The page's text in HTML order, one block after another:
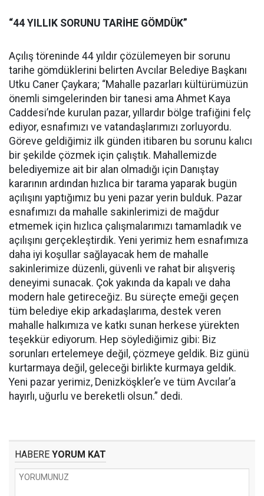
“44 YILLIK SORUNU TARİHE GÖMDÜK”
Açılış töreninde 44 yıldır çözülemeyen bir sorunu
tarihe gömdüklerini belirten Avcılar Belediye Başkanı
Utku Caner Çaykara; “Mahalle pazarları kültürümüzün
önemli simgelerinden bir tanesi ama Ahmet Kaya
Caddesi’nde kurulan pazar, yıllardır bölge trafiğini felç
ediyor, esnafımızı ve vatandaşlarımızı zorluyordu.
Göreve geldiğimiz ilk günden itibaren bu sorunu kalıcı
bir şekilde çözmek için çalıştık. Mahallemizde
belediyemize ait bir alan olmadığı için Danıştay
kararının ardından hızlıca bir tarama yaparak bugün
açılışını yaptığımız bu yeni pazar yerin bulduk. Pazar
esnafımızı da mahalle sakinlerimizi de mağdur
etmemek için hızlıca çalışmalarımızı tamamladık ve
açılışını gerçekleştirdik. Yeni yerimiz hem esnafımıza
daha iyi koşullar sağlayacak hem de mahalle
sakinlerimize düzenli, güvenli ve rahat bir alışveriş
deneyimi sunacak. Çok yakında da kapalı ve daha
modern hale getireceğiz. Bu süreçte emeği geçen
tüm belediye ekip arkadaşlarıma, destek veren
mahalle halkımıza ve katkı sunan herkese yürekten
teşekkür ediyorum. Hep söylediğimiz gibi: Biz
sorunları ertelemeye değil, çözmeye geldik. Biz günü
kurtarmaya değil, geleceği birlikte kurmaya geldik.
Yeni pazar yerimiz, Denizköşkler’e ve tüm Avcılar’a
hayırlı, uğurlu ve bereketli olsun.” dedi.
HABERE YORUM KAT